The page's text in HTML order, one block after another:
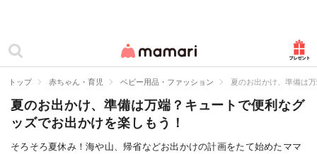
ママリ
カテゴリー一覧
妊娠
出産
トップ 赤ちゃん・育児 ベビー用品・ファッション 夏のお出かけ、準備は
夏のお出かけ、準備は万端？キュートで便利なグ
ッズでお出かけを楽しもう！
そろそろ夏休み！海や山、帰省などお出かけの計画をたて始めたママ